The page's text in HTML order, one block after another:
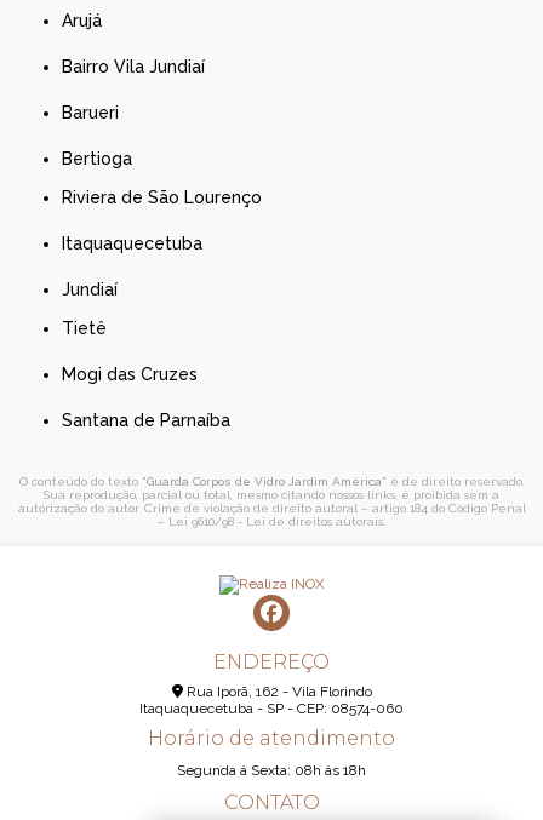
Arujá
Bairro Vila Jundiaí
Barueri
Bertioga
Riviera de São Lourenço
Itaquaquecetuba
Jundiaí
Tietê
Mogi das Cruzes
Santana de Parnaíba
O conteúdo do texto "Guarda Corpos de Vidro Jardim América" é de direito reservado.
Sua reprodução, parcial ou total, mesmo citando nossos links, é proibida sem a
autorização do autor. Crime de violação de direito autoral – artigo 184 do Código Penal
– Lei 9610/98 - Lei de direitos autorais
ENDEREÇO
Rua Iporã, 162 - Vila Florindo
Itaquaquecetuba - SP - CEP: 08574-060
Horário de atendimento
Segunda á Sexta: 08h ás 18h
CONTATO